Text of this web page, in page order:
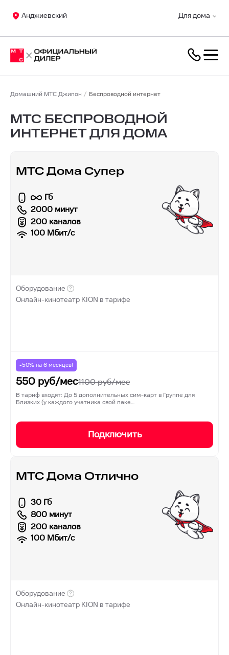
Для дома
Анджиевский
Домашний МТС Джипон Беспроводной интернет
МТС БЕСПРОВОДНОЙ
ИНТЕРНЕТ ДЛЯ ДОМА
МТС Дома Супер
Гб
2000 минут
200 каналов
100 Мбит/с
Оборудование
Онлайн-кинотеатр KION в тарифе
-50% на 6 месяцев!
550 руб/мес1100руб/мес
В тариф входят: До 5 дополнительных сим-карт в Группе для
Близких (у каждого учатника свой паке…
Подключить
МТС Дома Отлично
30 Гб
800 минут
200 каналов
100 Мбит/с
Оборудование
Онлайн-кинотеатр KION в тарифе